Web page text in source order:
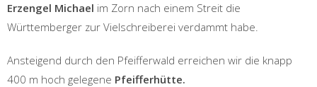
Erzengel Michael im Zorn nach einem Streit die
Württemberger zur Vielschreiberei verdammt habe.
Ansteigend durch den Pfeifferwald erreichen wir die knapp
400 m hoch gelegene Pfeifferhütte.